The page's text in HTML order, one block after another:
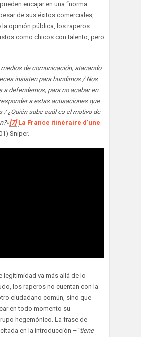
encajar en una “norma
de sus éxitos comerciales,
la opinión pública, los raperos
como chicos con talento, pero
medios de comunicación, atacando
insisten para hundirnos / Nos
a defendernos, para no acabar en
a estas acusaciones que
/ ¿Quién sabe cuál es el motivo de
[7] La France itinéraire d’une
Sniper.
legitimidad va más allá de lo
los raperos no cuentan con la
ciudadano común, sino que
en todo momento su
hegemónico. La frase de
en la introducción –“tiene